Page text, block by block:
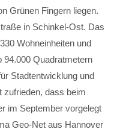
Grünen Fingern liegen.
in Schinkel-Ost. Das
Wohneinheiten und
94.000 Quadratmetern
Stadtentwicklung und
zufrieden, dass beim
im September vorgelegt
Geo-Net aus Hannover